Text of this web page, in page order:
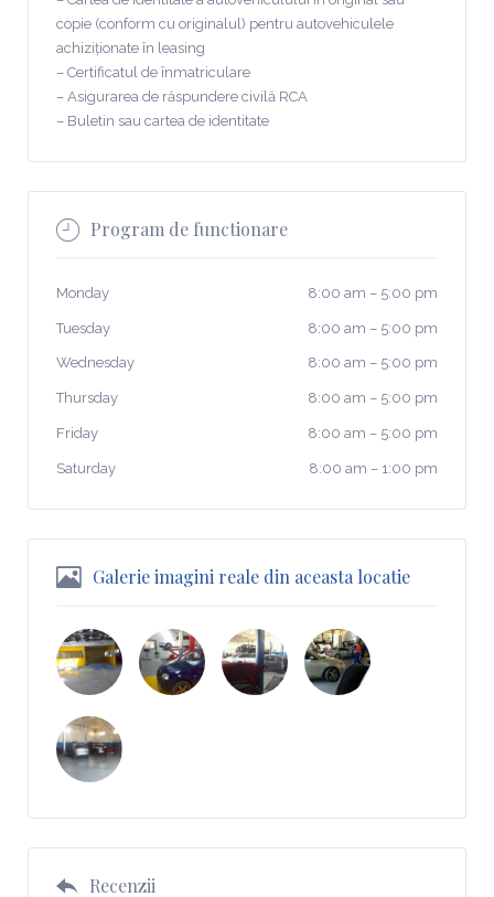
copie (conform cu originalul) pentru autovehiculele
achiziționate în leasing
– Certificatul de înmatriculare
– Asigurarea de răspundere civilă RCA
– Buletin sau cartea de identitate
Program de functionare
Monday 8:00 am – 5:00 pm
Tuesday 8:00 am – 5:00 pm
Wednesday 8:00 am – 5:00 pm
Thursday 8:00 am – 5:00 pm
Friday 8:00 am – 5:00 pm
Saturday 8:00 am – 1:00 pm
Galerie imagini reale din aceasta locatie
Recenzii